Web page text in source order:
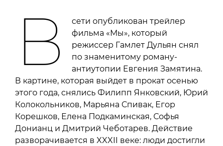
В
сети опубликован трейлер
фильма «Мы», который
режиссер Гамлет Дульян снял
по знаменитому роману-
антиутопии Евгения Замятина.
В картине, которая выйдет в прокат осенью
этого года, снялись Филипп Янковский, Юрий
Колокольников, Марьяна Спивак, Егор
Корешков, Елена Подкаминская, Софья
Донианц и Дмитрий Чеботарев. Действие
разворачивается в XXXII веке: люди достигли